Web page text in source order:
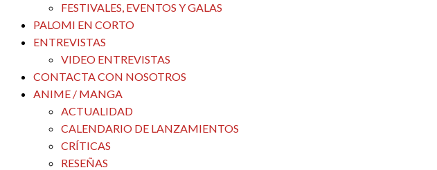
FESTIVALES, EVENTOS Y GALAS
PALOMI EN CORTO
ENTREVISTAS
VIDEO ENTREVISTAS
CONTACTA CON NOSOTROS
ANIME / MANGA
ACTUALIDAD
CALENDARIO DE LANZAMIENTOS
CRÍTICAS
RESEÑAS